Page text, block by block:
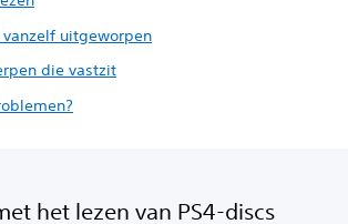
uitgeworpen
die vastzit
het lezen van PS4-discs